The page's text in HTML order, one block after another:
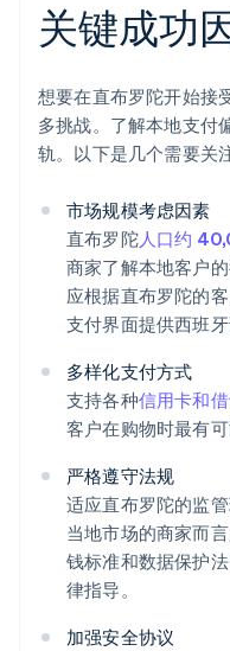
关键成功
想要在直布罗陀开始接
多挑战。了解本地支付
轨。以下是几个需要关
市场规模考虑因素
直布罗陀人口约
商家了解本地客户
应根据直布罗陀的
支付界面提供西班
多样化支付方式
支持各种信用卡和
客户在购物时最有
严格遵守法规
适应直布罗陀的监
当地市场的商家而
钱标准和数据保护
律指导。
加强安全协议